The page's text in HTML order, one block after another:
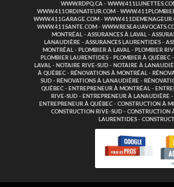
WWW.RDPQ.CA-
WWW.411ORDINATEUR.COM -
WWW.411GARAGE.COM -
WWW.411SANTE.COM -
MONTRÉAL - ASSURANCES À LAVAL -
LANAUDIÈRE - ASSURANCES LAURENTIDES -
MONTRÉAL - PLOMBIER À LAVAL - PLOMBIER
PLOMBIER LAURENTIDES - PLOMBIER À QUÉBEC -
LAVAL- NOTAIRE RIVE-SUD- NOTAIRE À
À QUÉBEC- RÉNOVATIONS À MONTRÉAL-
SUD - RÉNOVATIONS À LANAUDIÈRE -
QUÉBEC - ENTREPRENEUR À MONTRÉAL -
RIVE-SUD - ENTREPRENEUR À LANAUDIÈRE -
ENTREPRENEUR À QUÉBEC - CONSTRUCTION À
CONSTRUCTION RIVE-SUD - CONSTRUCTION
LAURENTIDES -